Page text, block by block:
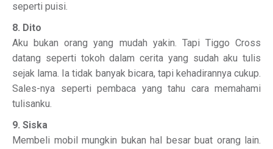
seperti puisi.
8. Dito
Aku bukan orang yang mudah yakin. Tapi Tiggo Cross
datang seperti tokoh dalam cerita yang sudah aku tulis
sejak lama. Ia tidak banyak bicara, tapi kehadirannya cukup.
Sales-nya seperti pembaca yang tahu cara memahami
tulisanku.
9. Siska
Membeli mobil mungkin bukan hal besar buat orang lain.